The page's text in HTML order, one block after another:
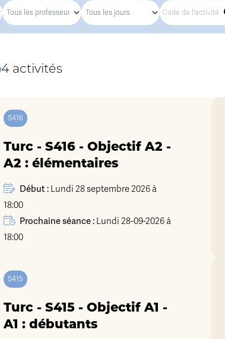
4 activités
S416
Turc - S416 - Objectif A2 -
A2 : élémentaires
Début : Lundi 28 septembre 2026 à
18:00
Prochaine séance : Lundi 28-09-2026 à
18:00
S415
Turc - S415 - Objectif A1 -
A1 : débutants